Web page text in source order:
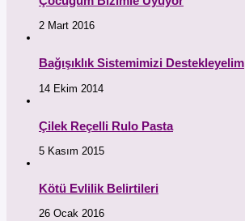
2 Mart 2016
Bağışıklık Sistemimizi Destekleyelim
14 Ekim 2014
Çilek Reçelli Rulo Pasta
5 Kasım 2015
Kötü Evlilik Belirtileri
26 Ocak 2016